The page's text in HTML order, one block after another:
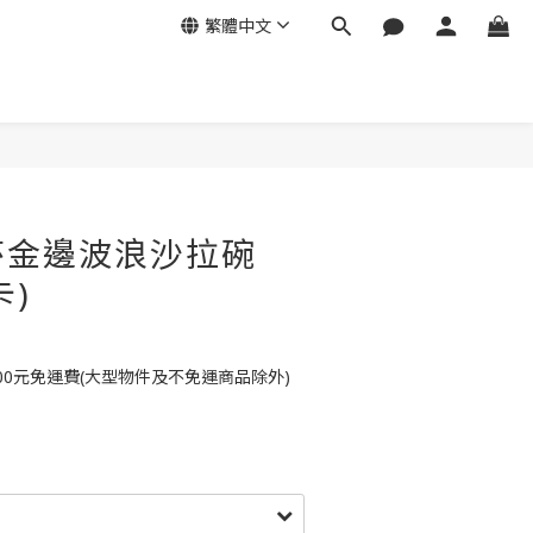
繁體中文
邊波浪沙拉碗
)
元免運費(大型物件及不免運商品除外)